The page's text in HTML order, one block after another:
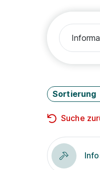
Sortierung
Suche